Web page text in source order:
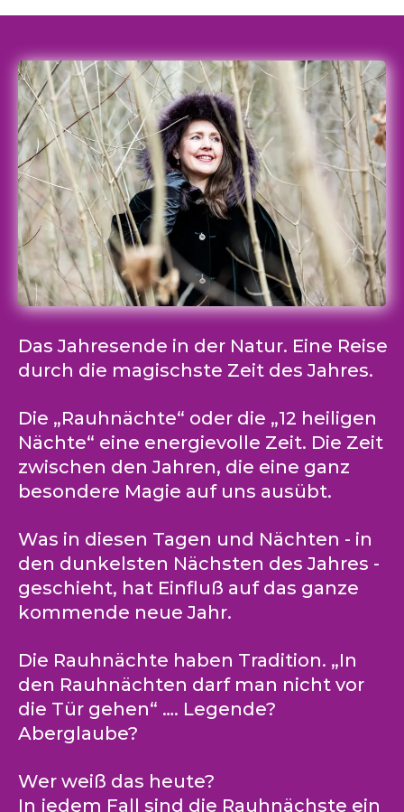
Das Jahresende in der Natur. Eine Reise
durch die magischste Zeit des Jahres.
Die „Rauhnächte“ oder die „12 heiligen
Nächte“ eine energievolle Zeit. Die Zeit
zwischen den Jahren, die eine ganz
besondere Magie auf uns ausübt.
Was in diesen Tagen und Nächten - in
den dunkelsten Nächsten des Jahres -
geschieht, hat Einfluß auf das ganze
kommende neue Jahr.
Die Rauhnächte haben Tradition. „In
den Rauhnächten darf man nicht vor
die Tür gehen“ …. Legende?
Aberglaube?
Wer weiß das heute?
In jedem Fall sind die Rauhnächste ein